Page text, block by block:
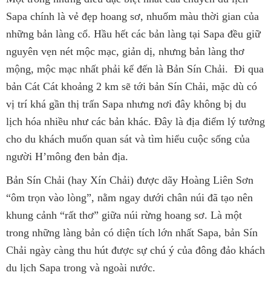
Sapa chính là vẻ đẹp hoang sơ, nhuốm màu thời gian của
những bản làng cổ. Hầu hết các bản làng tại Sapa đều giữ
nguyên vẹn nét mộc mạc, giản dị, nhưng bản làng thơ
mộng, mộc mạc nhất phải kể đến là Bản Sín Chải. Đi qua
bản Cát Cát khoảng 2 km sẽ tới bản Sín Chải, mặc dù có
vị trí khá gần thị trấn Sapa nhưng nơi đây không bị du
lịch hóa nhiều như các bản khác. Đây là địa điểm lý tưởng
cho du khách muốn quan sát và tìm hiểu cuộc sống của
người H’mông đen bản địa.
Bản Sín Chải (hay Xín Chải) được dãy Hoàng Liên Sơn
“ôm trọn vào lòng”, nằm ngay dưới chân núi đã tạo nên
khung cảnh “rất thơ” giữa núi rừng hoang sơ. Là một
trong những làng bản có diện tích lớn nhất Sapa, bản Sín
Chải ngày càng thu hút được sự chú ý của đông đảo khách
du lịch Sapa trong và ngoài nước.